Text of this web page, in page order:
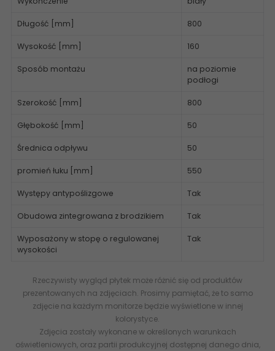
Długość [mm] 800
Wysokość [mm] 160
Sposób montażu
na poziomie
podłogi
Szerokość [mm] 800
Głębokość [mm] 50
Średnica odpływu 50
promień łuku [mm] 550
Występy antypoślizgowe Tak
Obudowa zintegrowana z brodzikiem Tak
Wyposażony w stopę o regulowanej
wysokości
Tak
Rzeczywisty wygląd płytek może różnić się od produktów
prezentowanych na zdjęciach. Prosimy pamiętać, że to samo
zdjęcie na każdym monitorze będzie wyświetlone w innej
kolorystyce.
Zdjęcia zostały wykonane w określonych warunkach
oświetleniowych, oraz partii produkcyjnej dostępnej danego dnia,